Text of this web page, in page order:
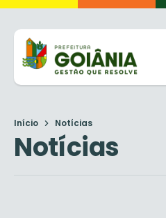
Início Notícias
Notícias